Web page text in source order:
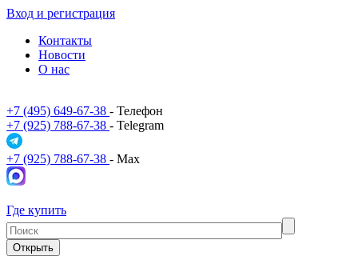
Вход и регистрация
Контакты
Новости
О нас
+7 (495) 649-67-38 - Телефон
+7 (925) 788-67-38 - Telegram
+7 (925) 788-67-38 - Max
Где купить
Открыть